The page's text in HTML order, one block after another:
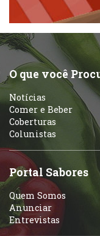
O que você
Notícias
Comer e Beber
Coberturas
Colunistas
Portal Sabores
Quem Somos
Anunciar
Entrevistas